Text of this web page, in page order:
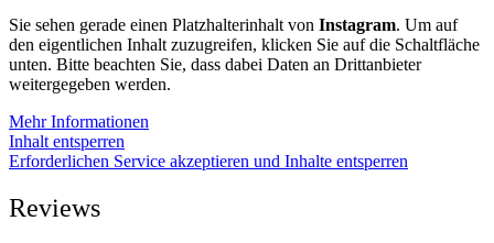
Sie sehen gerade einen Platzhalterinhalt von Instagram. Um auf
den eigentlichen Inhalt zuzugreifen, klicken Sie auf die Schaltfläche
unten. Bitte beachten Sie, dass dabei Daten an Drittanbieter
weitergegeben werden.
Mehr Informationen
Inhalt entsperren
Erforderlichen Service akzeptieren und Inhalte entsperren
Reviews